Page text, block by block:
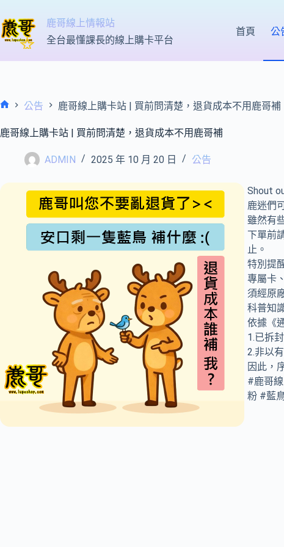
至
主
鹿哥線上情報站
全台最懂課長的線上購卡平台
首頁 公
頁
公告 鹿哥線上購卡站 | 買前問清楚，退貨成本不用鹿哥補
鹿哥線上購卡站 | 買前問清楚，退貨成本不用鹿哥補
ADMIN 2025 年 10 月 20 日 公告
Shout
鹿迷們
雖然有
下單前
止。
特別提
專屬卡
須經原
科普知
依據《
1.已拆
2.非以
因此，
#鹿哥
粉 #藍